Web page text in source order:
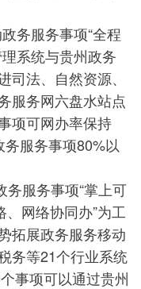
务服务事项“全程
系统与贵州政务
法、自然资源、
服务网六盘水站点
项可网办率保持
服务事项80%以
服务事项“掌上可
、网络协同办”为工
拓展政务服务移动
务等21个行业系统
事项可以通过贵州